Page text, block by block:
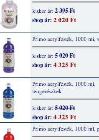
kisker ár:2 395 Ft
shop ár: 2 020 Ft
Primo acrylfesték, 1000 mi,
kisker ár:5 020 Ft
shop ár: 4 325 Ft
Primo acrylfesték, 1000 mi,
tengerészkék
kisker ár:5 020 Ft
shop ár: 4 325 Ft
Primo acrylfesték, 1000 mi,